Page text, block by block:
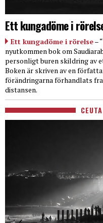
Ett kungadöme i
Ett kungadöme i rörelse–
nyutkommen bok om
personligt buren skildring av
Boken är skriven av en
förändringarna förhandlats
distansen.